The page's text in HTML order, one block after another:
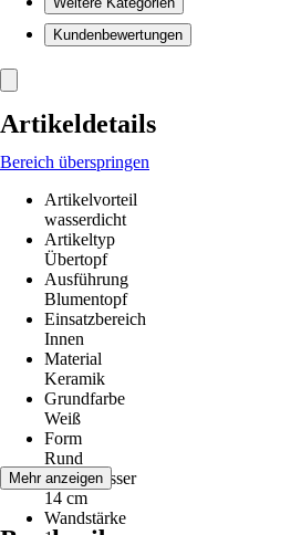
Kundenbewertungen
Artikeldetails
Bereich überspringen
Artikelvorteil
wasserdicht
Artikeltyp
Übertopf
Ausführung
Blumentopf
Einsatzbereich
Innen
Material
Keramik
Grundfarbe
Weiß
Form
Rund
Durchmesser
14 cm
Wandstärke
Mehr anzeigen